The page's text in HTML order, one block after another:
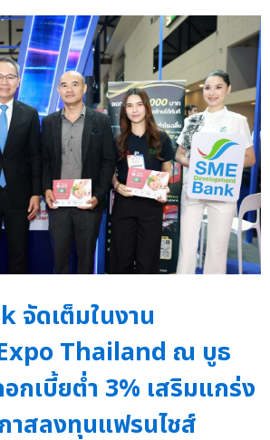
จัดเต็มในงาน
Thailand ณ บูธ
กเบี้ยต่ำ 3% เสริมแกร่ง
าสลงทุนแฟรนไชส์